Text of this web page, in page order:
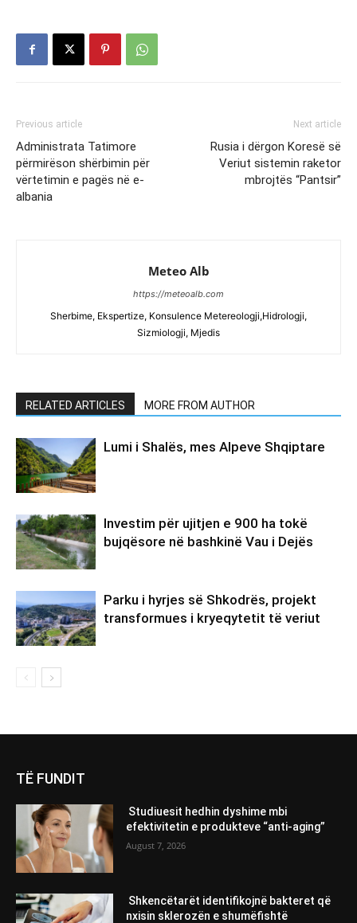
Previous article
Administrata Tatimore
përmirëson shërbimin për
vërtetimin e pagës në e-
albania
Next article
Rusia i dërgon Koresë së
Veriut sistemin raketor
mbrojtës “Pantsir”
Meteo Alb
https://meteoalb.com
Sherbime, Ekspertize, Konsulence Metereologji,Hidrologji,
Sizmiologji, Mjedis
RELATED ARTICLES MORE FROM AUTHOR
Lumi i Shalës, mes Alpeve Shqiptare
Investim për ujitjen e 900 ha tokë
bujqësore në bashkinë Vau i Dejës
Parku i hyrjes së Shkodrës, projekt
transformues i kryeqytetit të veriut
TË FUNDIT
Studiuesit hedhin dyshime mbi
efektivitetin e produkteve “anti-aging”
August 7, 2026
Shkencëtarët identifikojnë bakteret që
nxisin sklerozën e shumëfishtë